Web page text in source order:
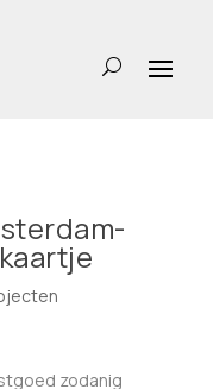
zodanig